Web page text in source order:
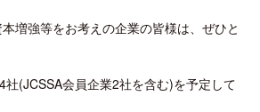
強等をお考えの企業の皆様は、ぜひと
会員企業2社を含む)を予定して